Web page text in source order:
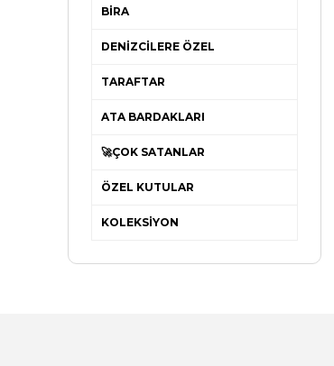
BİRA
DENİZCİLERE ÖZEL
TARAFTAR
ATA BARDAKLARI
🚀ÇOK SATANLAR
ÖZEL KUTULAR
KOLEKSİYON